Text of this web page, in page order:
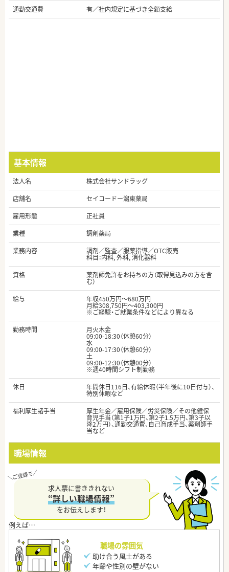
通勤交通費
有／社内規定に基づき全額支給
基本情報
法人名
株式会社サンドラッグ
店舗名
セイコードー潟東薬局
雇用形態
正社員
業種
調剤薬局
業務内容
調剤／監査／服薬指導／OTC販売
科目：内科, 外科, 消化器科
資格
薬剤師免許をお持ちの方（取得見込みの方を含
む）
給与
年収450万円～680万円
月給308,750円～403,300円
※ご経験・ご就業条件などにより異なる
勤務時間
月火木金
09:00-18:30（休憩60分）
水
09:00-17:30（休憩60分）
土
09:00-12:30（休憩00分）
※週40時間シフト制勤務
休日
年間休日116日、有給休暇（半年後に10日付与）、
特別休暇など
福利厚生諸手当
厚生年金／雇用保険／労災保険／その他健保
育児手当（第1子1万円、第2子1.5万円、第3子以
降2万円）、通勤交通費、自己育成手当、薬剤師手
当など
職場情報
求人票に書ききれない
“詳しい職場情報”
をお伝えします！
職場の雰囲気
助け合う風土がある
年齢や性別の壁がない